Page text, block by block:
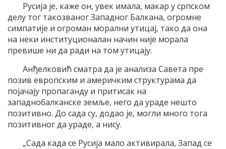
Русија је, каже он, увек имала, макар у српском
делу тог такозваног Западног Балкана, огромне
симпатије и огроман морални утицај, тако да она
на неки институционалан начин није морала
превише ни да ради на том утицају.
Анђелковић сматра да је анализа Савета пре
позив европским и америчким структурама да
појачају пропаганду и притисак на
западнобалканске земље, него да ураде нешто
позитивно. До сада су, додао је, могли много тога
позитивног да ураде, а нису.
„Сада када се Русија мало активирала, Запад се